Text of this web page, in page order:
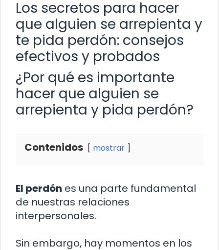
Los secretos para hacer
que alguien se arrepienta y
te pida perdón: consejos
efectivos y probados
¿Por qué es importante
hacer que alguien se
arrepienta y pida perdón?
Contenidos mostrar
El perdón es una parte fundamental
de nuestras relaciones
interpersonales.
Sin embargo, hay momentos en los